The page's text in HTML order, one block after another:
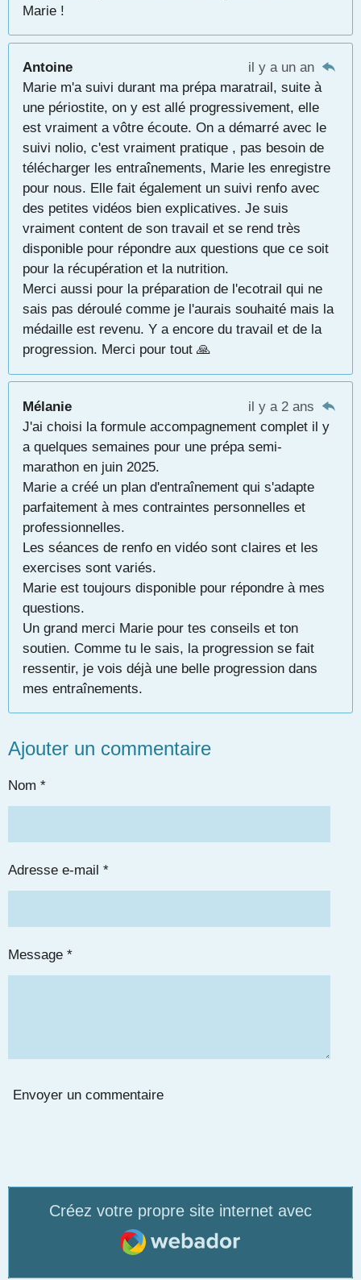
Marie !
Antoine
il y a un an
Marie m'a suivi durant ma prépa maratrail, suite à
une périostite, on y est allé progressivement, elle
est vraiment a vôtre écoute. On a démarré avec le
suivi nolio, c'est vraiment pratique , pas besoin de
télécharger les entraînements, Marie les enregistre
pour nous. Elle fait également un suivi renfo avec
des petites vidéos bien explicatives. Je suis
vraiment content de son travail et se rend très
disponible pour répondre aux questions que ce soit
pour la récupération et la nutrition.
Merci aussi pour la préparation de l'ecotrail qui ne
sais pas déroulé comme je l'aurais souhaité mais la
médaille est revenu. Y a encore du travail et de la
progression. Merci pour tout 🙏
Mélanie
il y a 2 ans
J'ai choisi la formule accompagnement complet il y
a quelques semaines pour une prépa semi-
marathon en juin 2025.
Marie a créé un plan d'entraînement qui s'adapte
parfaitement à mes contraintes personnelles et
professionnelles.
Les séances de renfo en vidéo sont claires et les
exercises sont variés.
Marie est toujours disponible pour répondre à mes
questions.
Un grand merci Marie pour tes conseils et ton
soutien. Comme tu le sais, la progression se fait
ressentir, je vois déjà une belle progression dans
mes entraînements.
Ajouter un commentaire
Nom *
Adresse e-mail *
Message *
Envoyer un commentaire
Créez votre propre site internet avec
Webador